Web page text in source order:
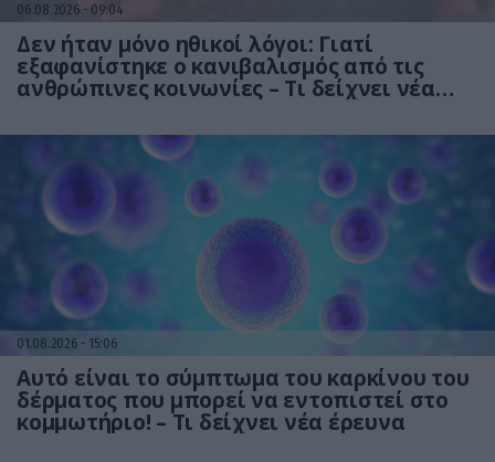
06.08.2026 09:04
Δεν ήταν μόνο ηθικοί λόγοι: Γιατί
εξαφανίστηκε ο κανιβαλισμός από τις
ανθρώπινες κοινωνίες – Τι δείχνει νέα
01.08.2026 15:06
Αυτό είναι το σύμπτωμα του καρκίνου του
δέρματος που μπορεί να εντοπιστεί στο
κομμωτήριο! – Τι δείχνει νέα έρευνα